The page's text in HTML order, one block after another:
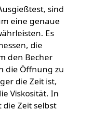
sind
eine genaue
Es
die
den Becher
die Öffnung zu
die Zeit ist,
Viskosität. In
die Zeit selbst